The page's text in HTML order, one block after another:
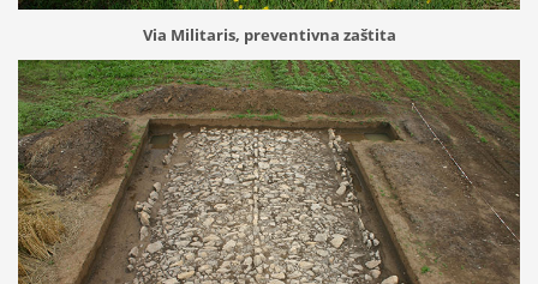
Via Militaris, preventivna zaštita